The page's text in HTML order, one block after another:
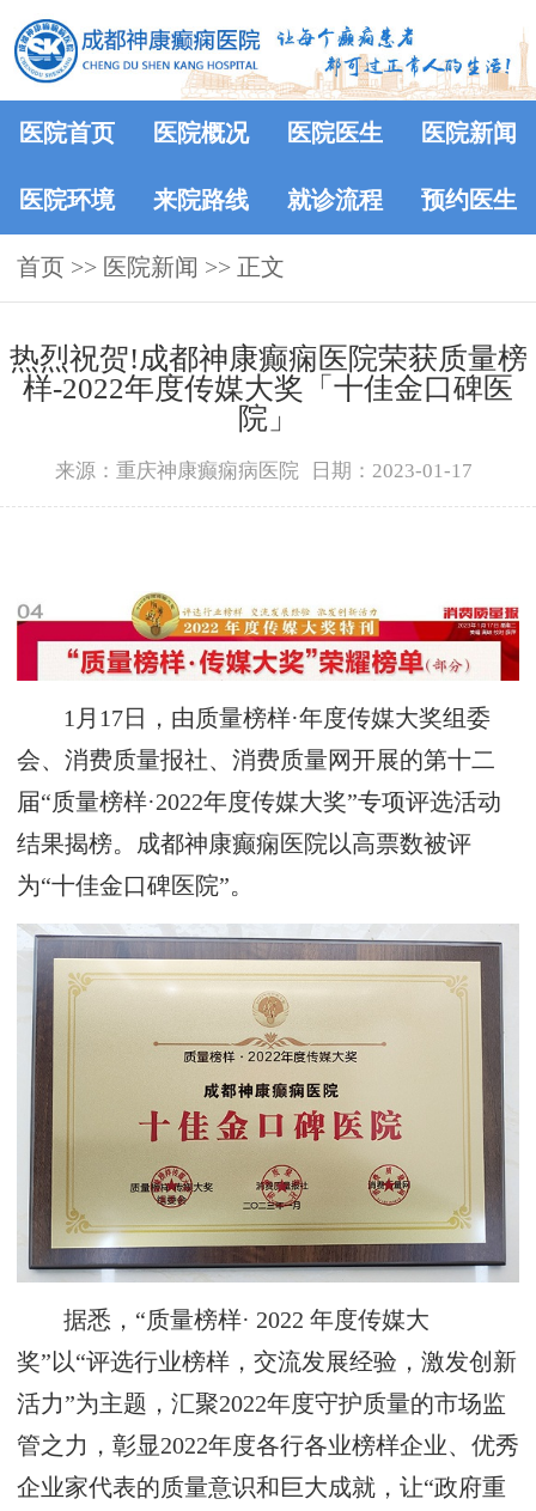
医院首页 医院概况 医院医生 医院新闻
医院环境 来院路线 就诊流程 预约医生
首页 >> 医院新闻 >> 正文
热烈祝贺!成都神康癫痫医院荣获质量榜
样-2022年度传媒大奖「十佳金口碑医
院」
来源：重庆神康癫痫病医院 日期：2023-01-17
1月17日，由质量榜样·年度传媒大奖组委
会、消费质量报社、消费质量网开展的第十二
届“质量榜样·2022年度传媒大奖”专项评选活动
结果揭榜。成都神康癫痫医院以高票数被评
为“十佳金口碑医院”。
据悉，“质量榜样· 2022 年度传媒大
奖”以“评选行业榜样，交流发展经验，激发创新
活力”为主题，汇聚2022年度守护质量的市场监
管之力，彰显2022年度各行各业榜样企业、优秀
企业家代表的质量意识和巨大成就，让“政府重